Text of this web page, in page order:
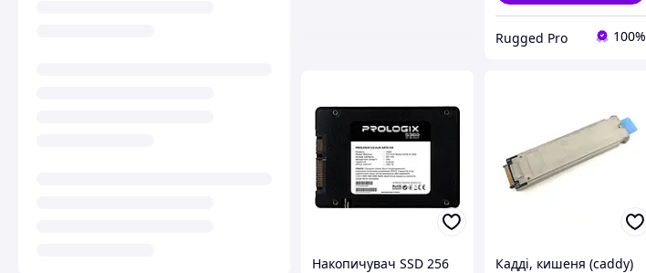
Rugged Pro 100%
Накопичувач SSD 256
Кадді, кишеня (caddy)